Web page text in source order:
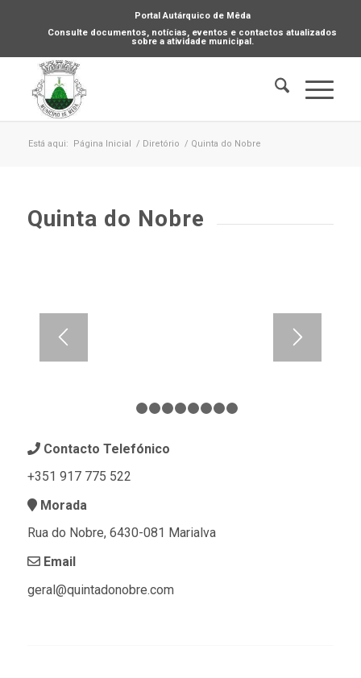
Portal Autárquico de Mêda
Consulte documentos, notícias, eventos e contactos atualizados
sobre a atividade municipal.
Está aqui: Página Inicial / Diretório / Quinta do Nobre
Quinta do Nobre
1 2 3
Contacto Telefónico
+351 917 775 522
Morada
Rua do Nobre, 6430-081 Marialva
Email
geral@quintadonobre.com